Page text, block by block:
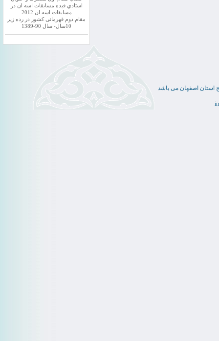
استادي فيده مسابقات اسه ان در
مسابقات اسه ان 2012
مقام دوم قهرمانی کشور در رده زیر
10سال- سال 90-1389
استان اصفهان می باشد